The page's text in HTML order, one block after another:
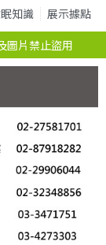
知識
展示據點
圖片禁止盜用